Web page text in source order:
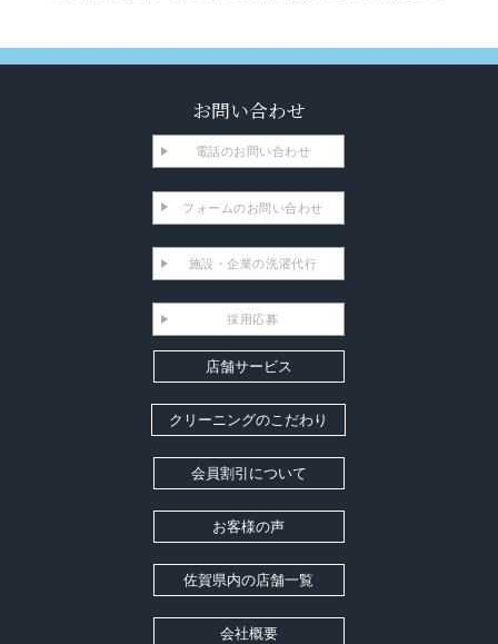
お問い合わせ
電話のお問い合わせ
フォームのお問い合わせ
施設・企業の洗濯代行
採用応募
店舗サービス
クリーニングのこだわり
会員割引について
お客様の声
佐賀県内の店舗一覧
会社概要